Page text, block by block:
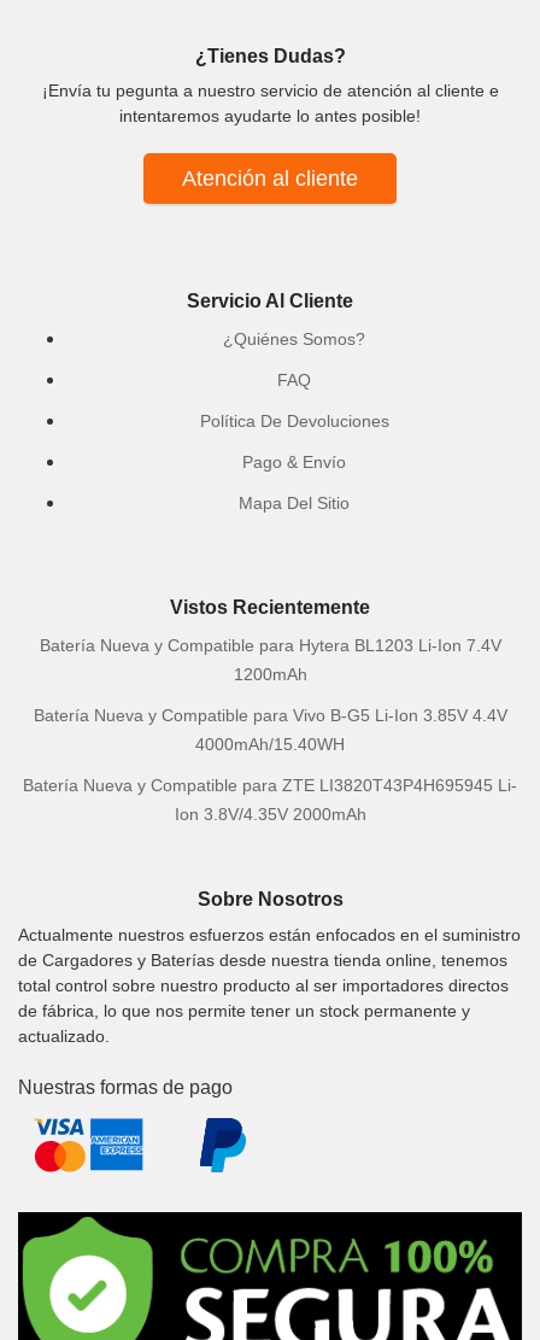
¿Tienes Dudas?
¡Envía tu pegunta a nuestro servicio de atención al cliente e
intentaremos ayudarte lo antes posible!
Atención al cliente
Servicio Al Cliente
¿Quiénes Somos?
FAQ
Política De Devoluciones
Pago & Envío
Mapa Del Sitio
Vistos Recientemente
Batería Nueva y Compatible para Hytera BL1203 Li-Ion 7.4V
1200mAh
Batería Nueva y Compatible para Vivo B-G5 Li-Ion 3.85V 4.4V
4000mAh/15.40WH
Batería Nueva y Compatible para ZTE LI3820T43P4H695945 Li-
Ion 3.8V/4.35V 2000mAh
Sobre Nosotros
Actualmente nuestros esfuerzos están enfocados en el suministro
de Cargadores y Baterías desde nuestra tienda online, tenemos
total control sobre nuestro producto al ser importadores directos
de fábrica, lo que nos permite tener un stock permanente y
actualizado.
Nuestras formas de pago